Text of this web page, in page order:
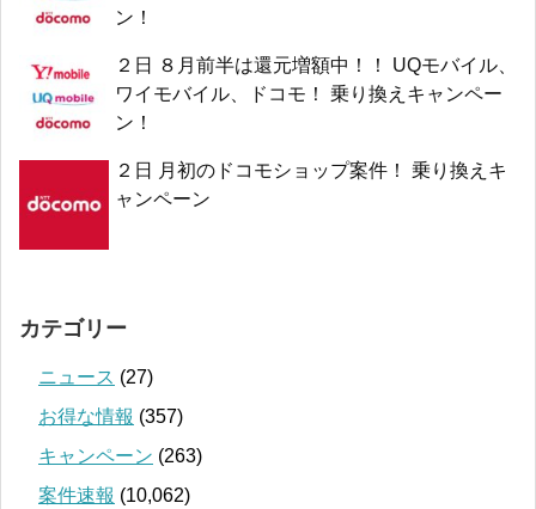
ン！
２日 ８月前半は還元増額中！！ UQモバイル、
ワイモバイル、ドコモ！ 乗り換えキャンペー
ン！
２日 月初のドコモショップ案件！ 乗り換えキ
ャンペーン
カテゴリー
ニュース (27)
お得な情報 (357)
キャンペーン (263)
案件速報 (10,062)